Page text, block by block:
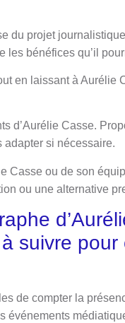
du projet
les bénéfices qu’il
en laissant à Aurélie
d’Aurélie Casse.
adapter si nécessaire.
Casse ou de son
ou une alternative
suivre pour
de compter la
événements